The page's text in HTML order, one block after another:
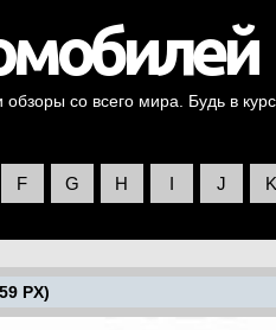
со всего мира. Будь в
F G H I J K
PX)